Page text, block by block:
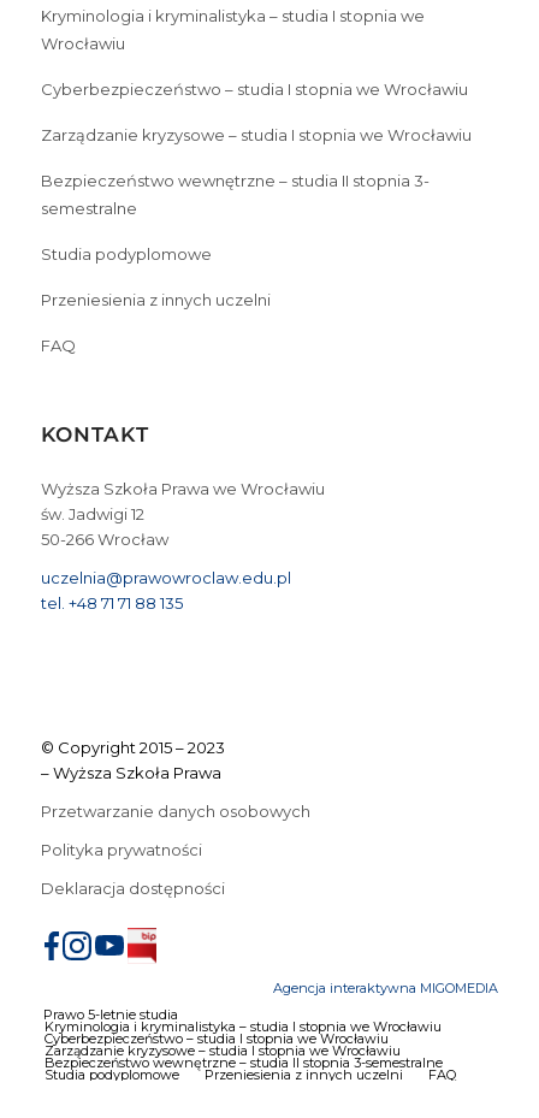
Kryminologia i kryminalistyka – studia I stopnia we
Wrocławiu
Cyberbezpieczeństwo – studia I stopnia we Wrocławiu
Zarządzanie kryzysowe – studia I stopnia we Wrocławiu
Bezpieczeństwo wewnętrzne – studia II stopnia 3-
semestralne
Studia podyplomowe
Przeniesienia z innych uczelni
FAQ
KONTAKT
Wyższa Szkoła Prawa we Wrocławiu
św. Jadwigi 12
50-266 Wrocław
uczelnia@prawowroclaw.edu.pl
tel. +48 71 71 88 135
© Copyright 2015 – 2023
– Wyższa Szkoła Prawa
Przetwarzanie danych osobowych
Polityka prywatności
Deklaracja dostępności
Agencja interaktywna MIGOMEDIA
Prawo 5-letnie studia
Kryminologia i kryminalistyka – studia I stopnia we Wrocławiu
Cyberbezpieczeństwo – studia I stopnia we Wrocławiu
Zarządzanie kryzysowe – studia I stopnia we Wrocławiu
Bezpieczeństwo wewnętrzne – studia II stopnia 3-semestralne
Studia podyplomowe Przeniesienia z innych uczelni FAQ